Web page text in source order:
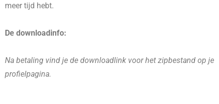
meer tijd hebt.
De downloadinfo:
Na betaling vind je de downloadlink voor het zipbestand op je
profielpagina.